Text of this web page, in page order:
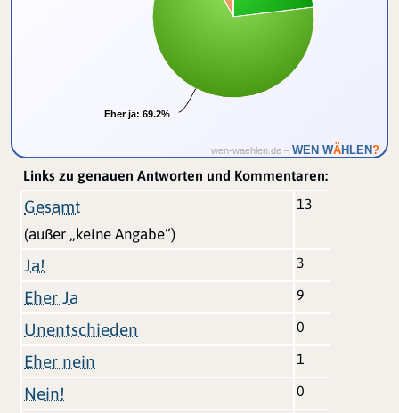
Eher ja: 69.2%
Eher ja: 69.2%
wen-waehlen.de – WEN WÄHLEN?
Links zu genauen Antworten und Kommentaren:
Gesamt
(außer „keine Angabe“)
13
Ja! 3
Eher Ja 9
Unentschieden 0
Eher nein 1
Nein! 0